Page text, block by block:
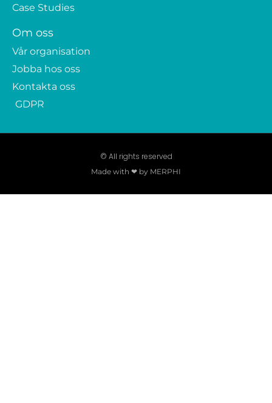
Case Studies
Om oss
Vår organisation
Jobba hos oss
Kontakta oss
GDPR
© All rights reserved
Made with ❤ by MERPHI